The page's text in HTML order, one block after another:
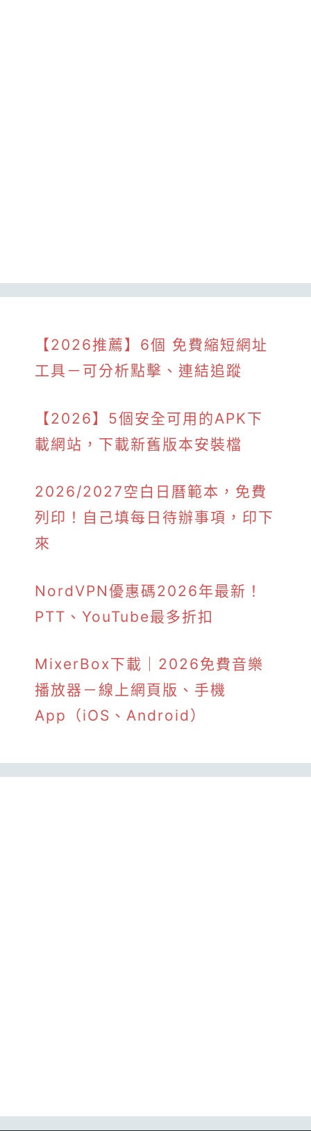
【2026推薦】6個 免費縮短網址
工具－可分析點擊、連結追蹤
【2026】5個安全可用的APK下
載網站，下載新舊版本安裝檔
2026/2027空白日曆範本，免費
列印！自己填每日待辦事項，印下
來
NordVPN優惠碼2026年最新！
PTT、YouTube最多折扣
MixerBox下載｜2026免費音樂
播放器－線上網頁版、手機
App（iOS、Android）